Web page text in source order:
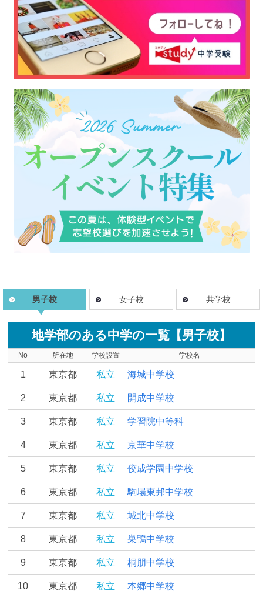
男子校 女子校 共学校
地学部のある中学の一覧【男子校】
No 所在地 学校設置 学校名
1 東京都 私立 海城中学校
2 東京都 私立 開成中学校
3 東京都 私立 学習院中等科
4 東京都 私立 京華中学校
5 東京都 私立 佼成学園中学校
6 東京都 私立 駒場東邦中学校
7 東京都 私立 城北中学校
8 東京都 私立 巣鴨中学校
9 東京都 私立 桐朋中学校
10 東京都 私立 本郷中学校